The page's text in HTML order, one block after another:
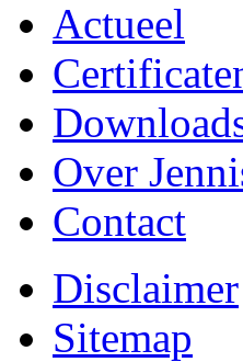
Actueel
Over
Contact
Disclaimer
Sitemap